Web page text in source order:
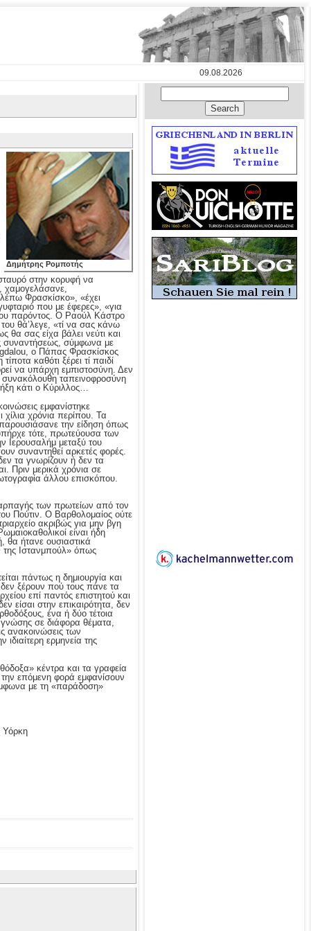
09.08.2026
Δημήτρης Ρομποτής
στην κορυφή να
χαμογελάσανε,
Φρασκίσκο», «έχει
που με έφερες», «για
παρόντος. Ο Ραούλ Κάστρο
θά’λεγε, «τί να σας κάνω
θα σας είχα βάλει νεύτι και
συναντήσεως, σύμφωνα με
ο Πάπας Φρασκίσκος
καθότι ξέρει τί παιδί
να υπάρχη εμπιστοσύνη. Δεν
συνακόλουθη ταπεινοφροσύνη
κάτι ο Κύριλλος…
εμφανίστηκε
χρόνια περίπου. Τα
την είδηση όπως
τότε, πρωτεύουσα των
Ιερουσαλήμ μεταξύ του
συναντηθεί αρκετές φορές.
τα γνωρίζουν ή δεν τα
Πριν μερικά χρόνια σε
άλλου επισκόπου.
των πρωτείων από τον
Πούτιν. Ο Βαρθολομαίος ούτε
ακριβώς για μην βγη
είναι ήδη
θα ήτανε ουσιαστικά
της Ιστανμπούλ» όπως
πάντως η δημιουργία και
δεν ξέρουν πού τους πάνε τα
επί παντός επιστητού και
είσαι στην επικαιρότητα, δεν
ένα ή δύο τέτοια
σε διάφορα θέματα,
ανακοινώσεις των
ερμηνεία της
κέντρα και τα γραφεία
επόμενη φορά εμφανίσουν
με τη «παράδοση»
Υόρκη